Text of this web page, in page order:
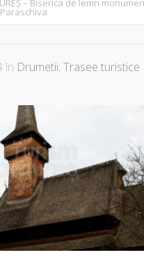
– Biserica de lemn
în Drumetii, Trasee turistice